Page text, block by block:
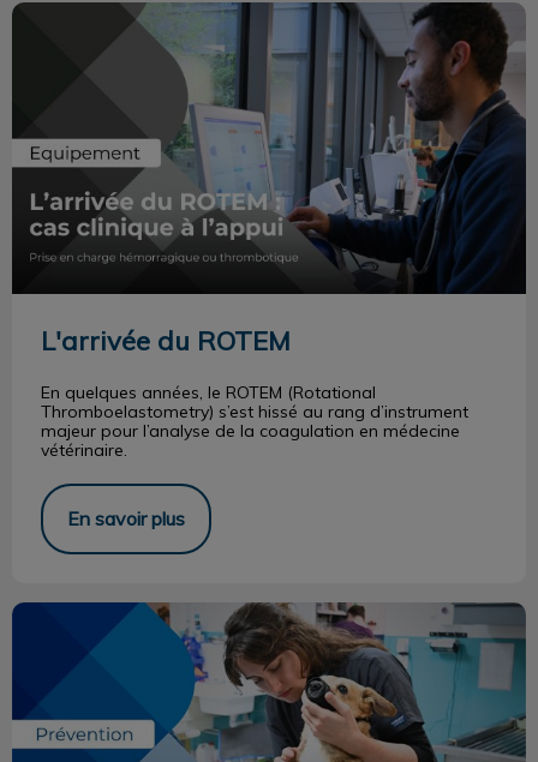
L'arrivée du ROTEM
L'arrivée du ROTEM
En quelques années, le ROTEM (Rotational
Thromboelastometry) s’est hissé au rang d’instrument
majeur pour l’analyse de la coagulation en médecine
vétérinaire.
En savoir plus
Anticiper la période des fêtes